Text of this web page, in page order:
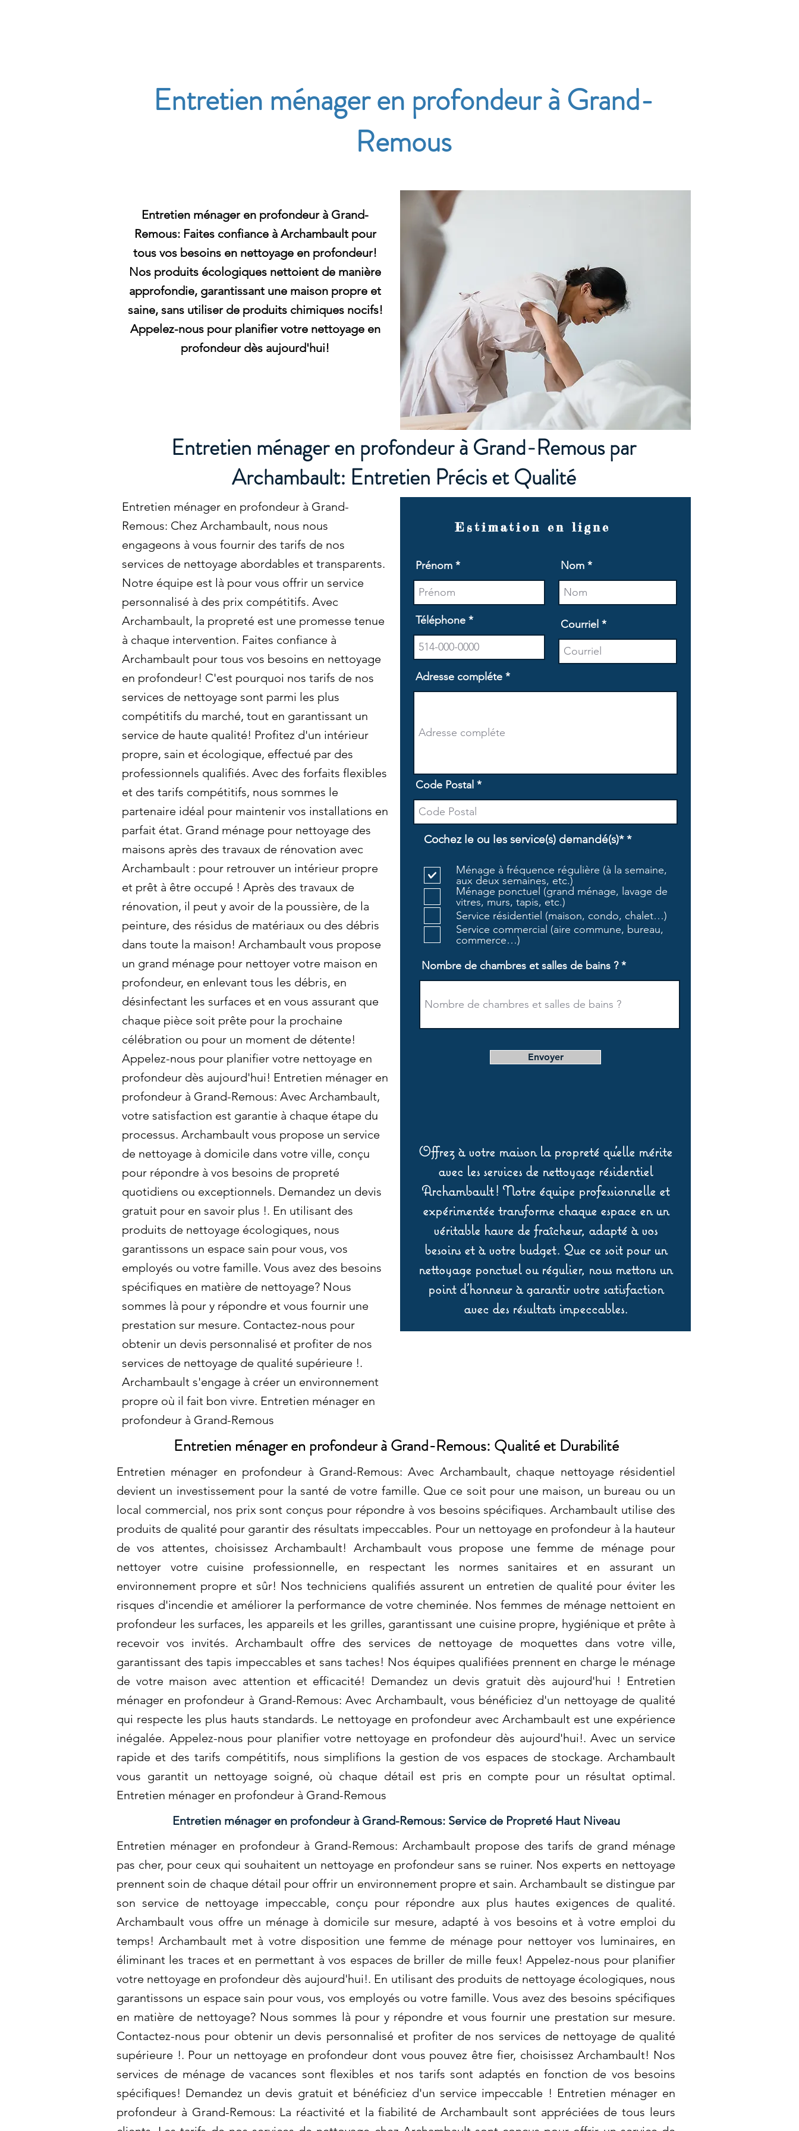
Entretien ménager en profondeur à Grand-
Remous
Entretien ménager en profondeur à Grand-
Remous: Faites confiance à Archambault pour
tous vos besoins en nettoyage en profondeur!
Nos produits écologiques nettoient de manière
approfondie, garantissant une maison propre et
saine, sans utiliser de produits chimiques nocifs!
Appelez-nous pour planifier votre nettoyage en
profondeur dès aujourd'hui!
Entretien ménager en profondeur à Grand-Remous par
Archambault: Entretien Précis et Qualité
Entretien ménager en profondeur à Grand-
Remous: Chez Archambault, nous nous
engageons à vous fournir des tarifs de nos
services de nettoyage abordables et transparents.
Notre équipe est là pour vous offrir un service
personnalisé à des prix compétitifs. Avec
Archambault, la propreté est une promesse tenue
à chaque intervention. Faites confiance à
Archambault pour tous vos besoins en nettoyage
en profondeur! C'est pourquoi nos tarifs de nos
services de nettoyage sont parmi les plus
compétitifs du marché, tout en garantissant un
service de haute qualité! Profitez d'un intérieur
propre, sain et écologique, effectué par des
professionnels qualifiés. Avec des forfaits flexibles
et des tarifs compétitifs, nous sommes le
partenaire idéal pour maintenir vos installations en
parfait état. Grand ménage pour nettoyage des
maisons après des travaux de rénovation avec
Archambault : pour retrouver un intérieur propre
et prêt à être occupé ! Après des travaux de
rénovation, il peut y avoir de la poussière, de la
peinture, des résidus de matériaux ou des débris
dans toute la maison! Archambault vous propose
un grand ménage pour nettoyer votre maison en
profondeur, en enlevant tous les débris, en
désinfectant les surfaces et en vous assurant que
chaque pièce soit prête pour la prochaine
célébration ou pour un moment de détente!
Appelez-nous pour planifier votre nettoyage en
profondeur dès aujourd'hui! Entretien ménager en
profondeur à Grand-Remous: Avec Archambault,
votre satisfaction est garantie à chaque étape du
processus. Archambault vous propose un service
de nettoyage à domicile dans votre ville, conçu
pour répondre à vos besoins de propreté
quotidiens ou exceptionnels. Demandez un devis
gratuit pour en savoir plus !. En utilisant des
produits de nettoyage écologiques, nous
garantissons un espace sain pour vous, vos
employés ou votre famille. Vous avez des besoins
spécifiques en matière de nettoyage? Nous
sommes là pour y répondre et vous fournir une
prestation sur mesure. Contactez-nous pour
obtenir un devis personnalisé et profiter de nos
services de nettoyage de qualité supérieure !.
Archambault s'engage à créer un environnement
propre où il fait bon vivre. Entretien ménager en
profondeur à Grand-Remous
Estimation en ligne
Prénom Nom
Téléphone Courriel
Adresse compléte
Code Postal
Cochez le ou les service(s) demandé(s)* *O
i
a
o
i
Ménage à fréquence régulière (à la semaine,
aux deux semaines, etc.)
Ménage ponctuel (grand ménage, lavage de
vitres, murs, tapis, etc.)
Service résidentiel (maison, condo, chalet…)
Service commercial (aire commune, bureau,
commerce…)
Nombre de chambres et salles de bains ?
Envoyer
Offrez à votre maison la propreté qu’elle mérite
avec les services de nettoyage résidentiel
Archambault ! Notre équipe professionnelle et
expérimentée transforme chaque espace en un
véritable havre de fraîcheur, adapté à vos
besoins et à votre budget. Que ce soit pour un
nettoyage ponctuel ou régulier, nous mettons un
point d’honneur à garantir votre satisfaction
avec des résultats impeccables.
Entretien ménager en profondeur à Grand-Remous: Qualité et Durabilité
Entretien ménager en profondeur à Grand-Remous: Avec Archambault, chaque nettoyage résidentiel
devient un investissement pour la santé de votre famille. Que ce soit pour une maison, un bureau ou un
local commercial, nos prix sont conçus pour répondre à vos besoins spécifiques. Archambault utilise des
produits de qualité pour garantir des résultats impeccables. Pour un nettoyage en profondeur à la hauteur
de vos attentes, choisissez Archambault! Archambault vous propose une femme de ménage pour
nettoyer votre cuisine professionnelle, en respectant les normes sanitaires et en assurant un
environnement propre et sûr! Nos techniciens qualifiés assurent un entretien de qualité pour éviter les
risques d'incendie et améliorer la performance de votre cheminée. Nos femmes de ménage nettoient en
profondeur les surfaces, les appareils et les grilles, garantissant une cuisine propre, hygiénique et prête à
recevoir vos invités. Archambault offre des services de nettoyage de moquettes dans votre ville,
garantissant des tapis impeccables et sans taches! Nos équipes qualifiées prennent en charge le ménage
de votre maison avec attention et efficacité! Demandez un devis gratuit dès aujourd'hui ! Entretien
ménager en profondeur à Grand-Remous: Avec Archambault, vous bénéficiez d'un nettoyage de qualité
qui respecte les plus hauts standards. Le nettoyage en profondeur avec Archambault est une expérience
inégalée. Appelez-nous pour planifier votre nettoyage en profondeur dès aujourd'hui!. Avec un service
rapide et des tarifs compétitifs, nous simplifions la gestion de vos espaces de stockage. Archambault
vous garantit un nettoyage soigné, où chaque détail est pris en compte pour un résultat optimal.
Entretien ménager en profondeur à Grand-Remous
Entretien ménager en profondeur à Grand-Remous: Service de Propreté Haut Niveau
Entretien ménager en profondeur à Grand-Remous: Archambault propose des tarifs de grand ménage
pas cher, pour ceux qui souhaitent un nettoyage en profondeur sans se ruiner. Nos experts en nettoyage
prennent soin de chaque détail pour offrir un environnement propre et sain. Archambault se distingue par
son service de nettoyage impeccable, conçu pour répondre aux plus hautes exigences de qualité.
Archambault vous offre un ménage à domicile sur mesure, adapté à vos besoins et à votre emploi du
temps! Archambault met à votre disposition une femme de ménage pour nettoyer vos luminaires, en
éliminant les traces et en permettant à vos espaces de briller de mille feux! Appelez-nous pour planifier
votre nettoyage en profondeur dès aujourd'hui!. En utilisant des produits de nettoyage écologiques, nous
garantissons un espace sain pour vous, vos employés ou votre famille. Vous avez des besoins spécifiques
en matière de nettoyage? Nous sommes là pour y répondre et vous fournir une prestation sur mesure.
Contactez-nous pour obtenir un devis personnalisé et profiter de nos services de nettoyage de qualité
supérieure !. Pour un nettoyage en profondeur dont vous pouvez être fier, choisissez Archambault! Nos
services de ménage de vacances sont flexibles et nos tarifs sont adaptés en fonction de vos besoins
spécifiques! Demandez un devis gratuit et bénéficiez d'un service impeccable ! Entretien ménager en
profondeur à Grand-Remous: La réactivité et la fiabilité de Archambault sont appréciées de tous leurs